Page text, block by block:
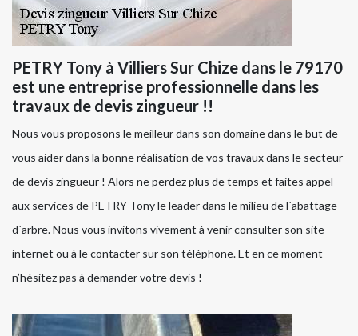
PETRY Tony à Villiers Sur Chize dans le 79170
est une entreprise professionnelle dans les
travaux de devis zingueur !!
Nous vous proposons le meilleur dans son domaine dans le but de
vous aider dans la bonne réalisation de vos travaux dans le secteur
de devis zingueur ! Alors ne perdez plus de temps et faites appel
aux services de PETRY Tony le leader dans le milieu de l`abattage
d`arbre. Nous vous invitons vivement à venir consulter son site
internet ou à le contacter sur son téléphone. Et en ce moment
n’hésitez pas à demander votre devis !